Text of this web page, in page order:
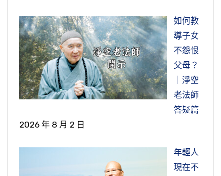
如何教
導子女
不怨恨
父母？
｜淨空
老法師
答疑篇
2026 年 8 月 2 日
年輕人
現在不